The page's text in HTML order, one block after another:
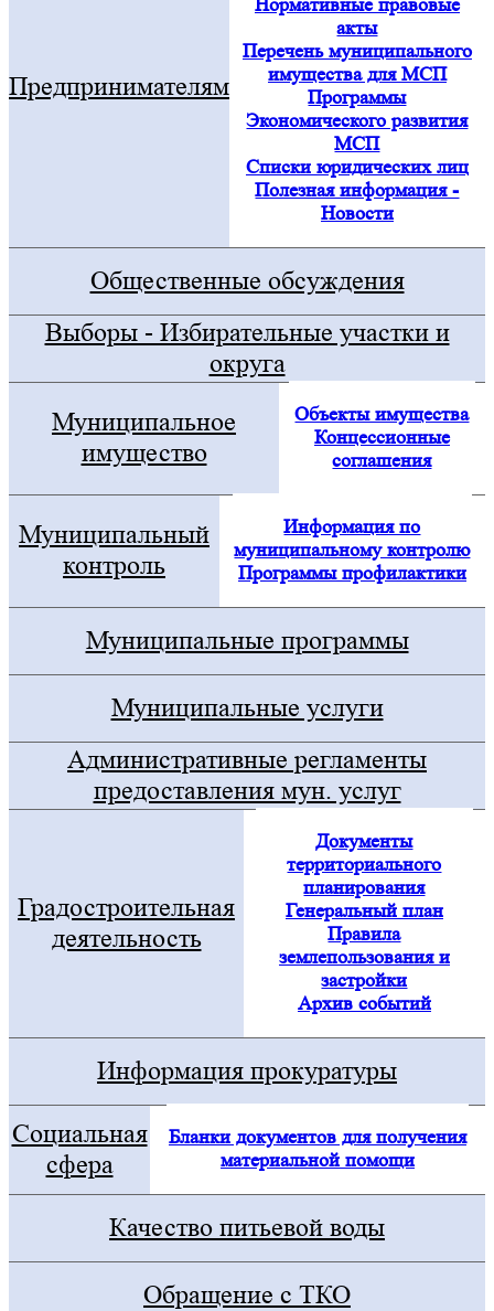
Предпринимателям
акты
Перечень муниципального
имущества для МСП
Программы
Экономического развития
МСП
Списки юридических лиц
Полезная информация -
Новости
Общественные обсуждения
Выборы - Избирательные участки и
округа
Муниципальное
имущество
Объекты имущества
Концессионные
соглашения
Муниципальный
контроль
Информация по
муниципальному контролю
Программы профилактики
Муниципальные программы
Муниципальные услуги
Административные регламенты
предоставления мун. услуг
Градостроительная
деятельность
Документы
территориального
планирования
Генеральный план
Правила
землепользования и
застройки
Архив событий
Информация прокуратуры
Социальная
сфера
Бланки документов для получения
материальной помощи
Качество питьевой воды
Обращение с ТКО